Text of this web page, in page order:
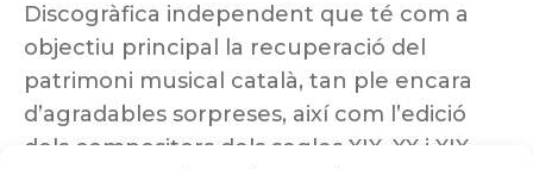
Discogràfica independent que té com a
objectiu principal la recuperació del
patrimoni musical català, tan ple encara
d’agradables sorpreses, així com l’edició
dels compositors dels segles XIX, XX i XIX